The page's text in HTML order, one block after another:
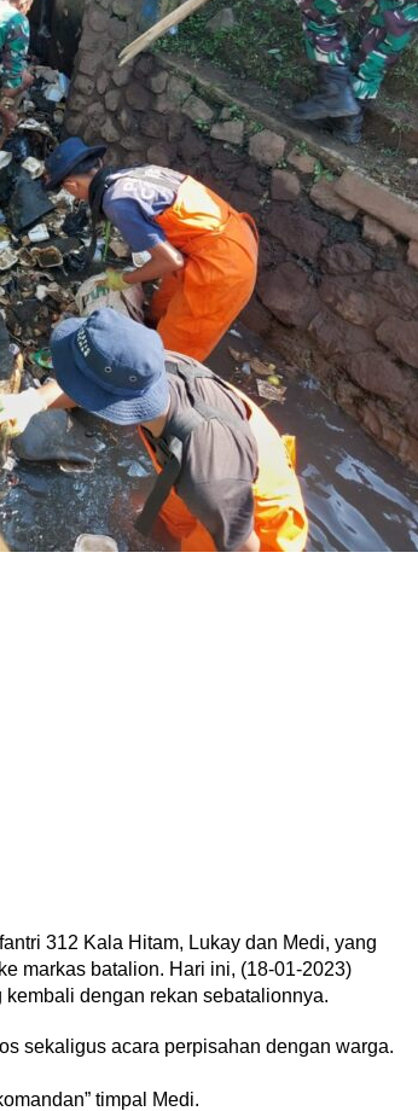
312 Kala Hitam, Lukay dan Medi, yang
markas batalion. Hari ini, (18-01-2023)
dengan rekan sebatalionnya.
sekaligus acara perpisahan dengan warga.
timpal Medi.